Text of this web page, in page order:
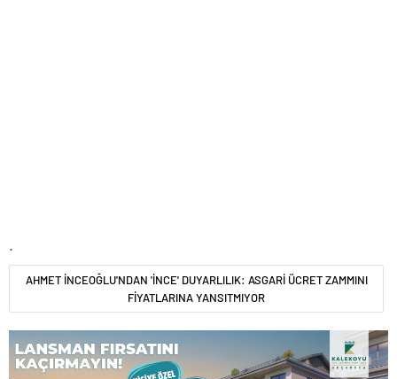
.
AHMET İNCEOĞLU'NDAN 'İNCE' DUYARLILIK: ASGARİ ÜCRET ZAMMINI
FİYATLARINA YANSITMIYOR